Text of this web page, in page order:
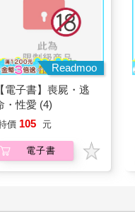
Readmoo
【電子書】喪屍・逃
・性愛 (4)
價 105 元
電子書